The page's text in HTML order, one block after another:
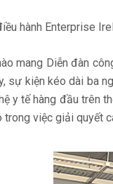
hành Enterprise
mang Diễn đàn
sự kiện kéo dài ba
y tế hàng đầu trên
trong việc giải quyết